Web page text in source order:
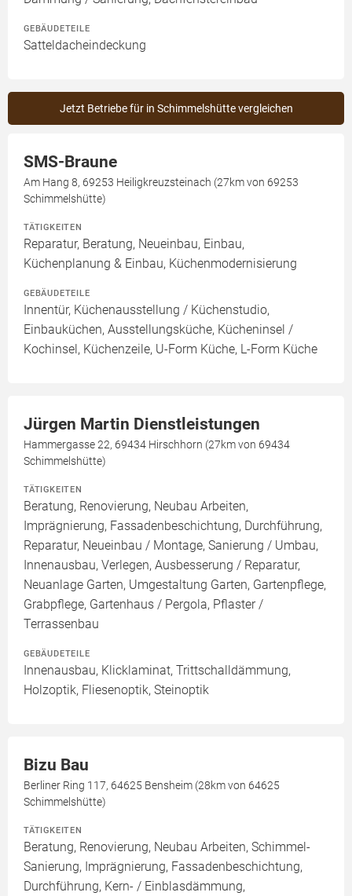
GEBÄUDETEILE
Satteldacheindeckung
Jetzt Betriebe für in Schimmelshütte vergleichen
SMS-Braune
Am Hang 8, 69253 Heiligkreuzsteinach (27km von 69253
Schimmelshütte)
TÄTIGKEITEN
Reparatur, Beratung, Neueinbau, Einbau,
Küchenplanung & Einbau, Küchenmodernisierung
GEBÄUDETEILE
Innentür, Küchenausstellung / Küchenstudio,
Einbauküchen, Ausstellungsküche, Kücheninsel /
Kochinsel, Küchenzeile, U-Form Küche, L-Form Küche
Jürgen Martin Dienstleistungen
Hammergasse 22, 69434 Hirschhorn (27km von 69434
Schimmelshütte)
TÄTIGKEITEN
Beratung, Renovierung, Neubau Arbeiten,
Imprägnierung, Fassadenbeschichtung, Durchführung,
Reparatur, Neueinbau / Montage, Sanierung / Umbau,
Innenausbau, Verlegen, Ausbesserung / Reparatur,
Neuanlage Garten, Umgestaltung Garten, Gartenpflege,
Grabpflege, Gartenhaus / Pergola, Pflaster /
Terrassenbau
GEBÄUDETEILE
Innenausbau, Klicklaminat, Trittschalldämmung,
Holzoptik, Fliesenoptik, Steinoptik
Bizu Bau
Berliner Ring 117, 64625 Bensheim (28km von 64625
Schimmelshütte)
TÄTIGKEITEN
Beratung, Renovierung, Neubau Arbeiten, Schimmel-
Sanierung, Imprägnierung, Fassadenbeschichtung,
Durchführung, Kern- / Einblasdämmung,